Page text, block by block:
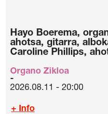
Hayo Boerema,
ahotsa, gitarra,
Caroline Phillips,
Organo Zikloa
2026.08.11 - 20:00
+ Info